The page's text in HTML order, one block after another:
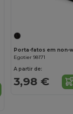
Egotier 98171
A partir de:
3,98 €